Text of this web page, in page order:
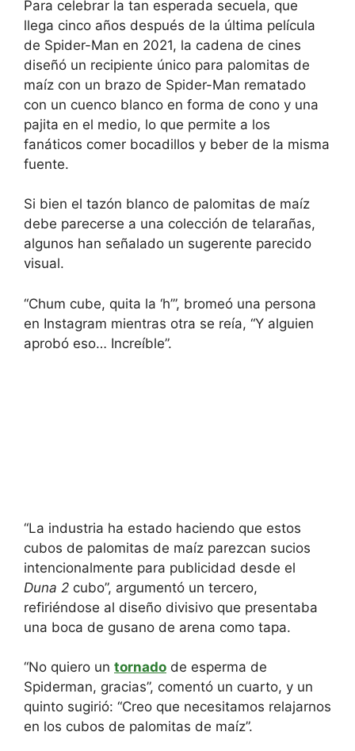
Para celebrar la tan esperada secuela, que
llega cinco años después de la última película
de Spider-Man en 2021, la cadena de cines
diseñó un recipiente único para palomitas de
maíz con un brazo de Spider-Man rematado
con un cuenco blanco en forma de cono y una
pajita en el medio, lo que permite a los
fanáticos comer bocadillos y beber de la misma
fuente.
Si bien el tazón blanco de palomitas de maíz
debe parecerse a una colección de telarañas,
algunos han señalado un sugerente parecido
visual.
“Chum cube, quita la ‘h’”, bromeó una persona
en Instagram mientras otra se reía, “Y alguien
aprobó eso… Increíble”.
“La industria ha estado haciendo que estos
cubos de palomitas de maíz parezcan sucios
intencionalmente para publicidad desde el
Duna 2 cubo”, argumentó un tercero,
refiriéndose al diseño divisivo que presentaba
una boca de gusano de arena como tapa.
“No quiero un tornado de esperma de
Spiderman, gracias”, comentó un cuarto, y un
quinto sugirió: “Creo que necesitamos relajarnos
en los cubos de palomitas de maíz”.